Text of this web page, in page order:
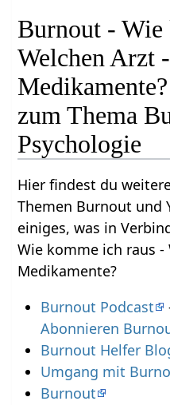
Burnout - Wie
Welchen Arzt
zum Thema
Psychologie
Hier findest du
Themen Burnout und
einiges, was in
Wie komme ich raus -
Medikamente?
Burnout Podcast
Abonnieren
Burnout Helfer
Umgang mit
Burnout